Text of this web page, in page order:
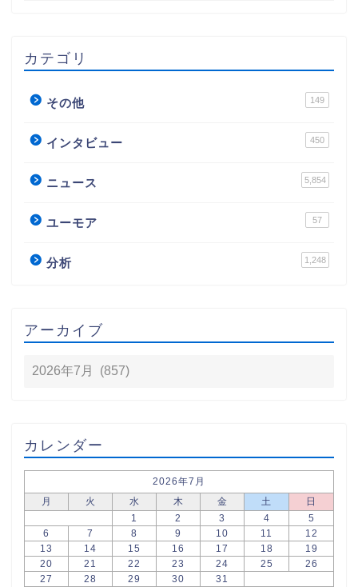
カテゴリ
その他 149
インタビュー 450
ニュース 5,854
ユーモア 57
分析 1,248
アーカイブ
カレンダー
2026年7月
月
火 水 木 金 土
日
1
2 3 4
5
6
7 8 9 10 11
12
13
14 15 16 17 18
19
20
21 22 23 24 25
26
27
28 29 30 31